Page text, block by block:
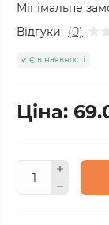
Мінімальне
Відгуки: (0)
Є в наявності
Ціна: